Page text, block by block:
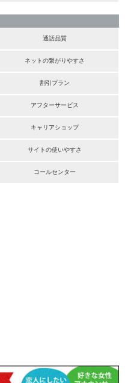
通話品質
ネットの繋がりやすさ
割引プラン
アフターサービス
キャリアショップ
サイトの使いやすさ
コールセンター